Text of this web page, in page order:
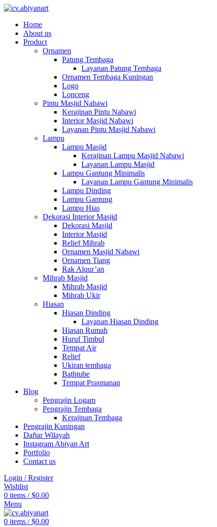
Home
About us
Product
Ornamen
Patung Tembaga
Layanan Patung Tembaga
Ornamen Tembaga Kuningan
Logo
Lonceng
Pintu Masjid Nabawi
Kerajinan Pintu Nabawi
Interior Masjid Nabawi
Layanan Pintu Masjid Nabawi
Lampu
Lampu Masjid
Kerajinan Lampu Masjid Nabawi
Layanan Lampu Masjid
Lampu Gantung Minimalis
Layanan Lampu Gantung Minimalis
Lampu Dinding
Lampu Gantung
Lampu Hias
Dekorasi Interior Masjid
Dekorasi Masjid
Interior Masjid
Relief Mihrab
Ornamen Masjid Nabawi
Ornamen Tiang
Rak Alqur’an
Mihrab Masjid
Mihrab Masjid
Mihrab Ukir
Hiasan
Hiasan Dinding
Layanan Hiasan Dinding
Hiasan Rumah
Huruf Timbul
Tempat Air
Relief
Ukiran tembaga
Bathtube
Tempat Prasmanan
Blog
Pengrajin Logam
Pengrajin Tembaga
Kerajinan Tembaga
Pengrajin Kuningan
Daftar Wilayah
Instagram Abiyan Art
Portfolio
Contact us
Login / Register
Wishlist
0 items / $0.00
Menu
0 items / $0.00